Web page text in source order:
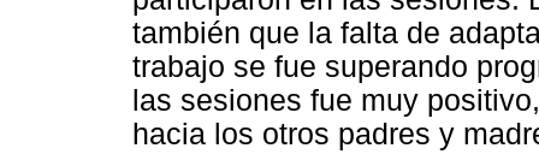
también que la falta de
trabajo se fue superando
las sesiones fue muy
hacia los otros padres y